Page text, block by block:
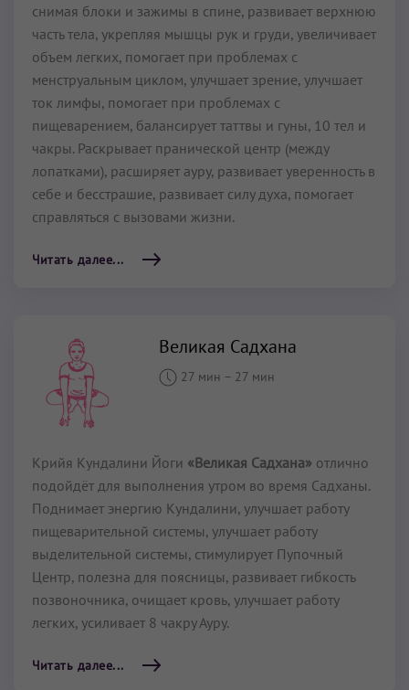
снимая блоки и зажимы в спине, развивает верхнюю
часть тела, укрепляя мышцы рук и груди, увеличивает
объем легких, помогает при проблемах с
менструальным циклом, улучшает зрение, улучшает
ток лимфы, помогает при проблемах с
пищеварением, балансирует таттвы и гуны, 10 тел и
чакры. Раскрывает пранической центр (между
лопатками), расширяет ауру, развивает уверенность в
себе и бесстрашие, развивает силу духа, помогает
справляться с вызовами жизни.
Читать далее...
Великая Садхана
27 мин – 27 мин
Крийя Кундалини Йоги «Великая Садхана» отлично
подойдёт для выполнения утром во время Садханы.
Поднимает энергию Кундалини, улучшает работу
пищеварительной системы, улучшает работу
выделительной системы, стимулирует Пупочный
Центр, полезна для поясницы, развивает гибкость
позвоночника, очищает кровь, улучшает работу
легких, усиливает 8 чакру Ауру.
Читать далее...